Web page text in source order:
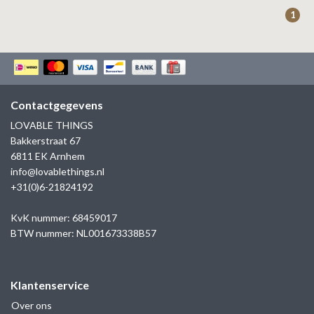
KAPTEN & SON
1
Contactgegevens
LOVABLE THINGS
Bakkerstraat 67
6811 EK Arnhem
info@lovablethings.nl
+31(0)6-21824192
KvK nummer: 68459017
BTW nummer: NL001673338B57
Klantenservice
Over ons